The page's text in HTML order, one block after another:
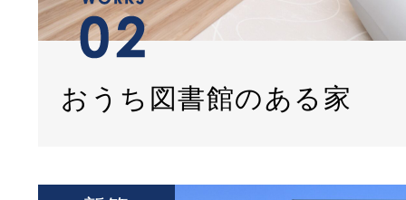
おうち図書館のある家